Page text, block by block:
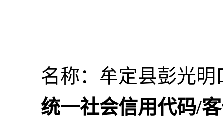
名称：牟定县彭光明
统一社会信用代码/